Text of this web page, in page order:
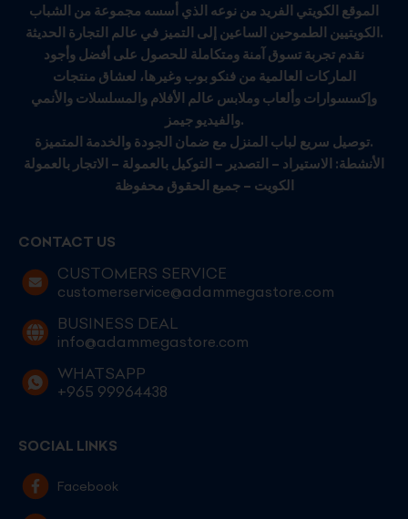
الموقع الكويتي الفريد من نوعه الذي أسسه مجموعة من الشباب
الكويتيين الطموحين الساعين إلى التميز في عالم التجارة الحديثة.
نقدم تجربة تسوق آمنة ومتكاملة للحصول على أفضل وأجود
الماركات العالمية من فنكو بوب وغيرها، لعشاق منتجات
وإكسسوارات وألعاب وملابس عالم الأفلام والمسلسلات والأنمي
والفيديو جيمز.
توصيل سريع لباب المنزل مع ضمان الجودة والخدمة المتميزة.
الأنشطة: الاستيراد – التصدير – التوكيل بالعمولة – الاتجار بالعمولة
الكويت – جميع الحقوق محفوظة
CONTACT US
CUSTOMERS SERVICE
customerservice@adammegastore.com
BUSINESS DEAL
info@adammegastore.com
WHATSAPP
+965 99964438
SOCIAL LINKS
Facebook